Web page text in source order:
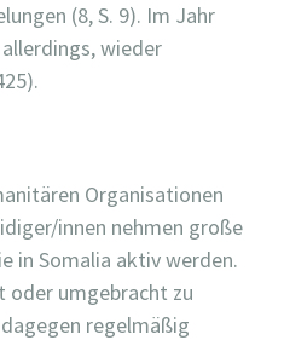
(8, S. 9). Im Jahr
wieder
Organisationen
innen nehmen große
in Somalia aktiv werden.
oder umgebracht zu
regelmäßig